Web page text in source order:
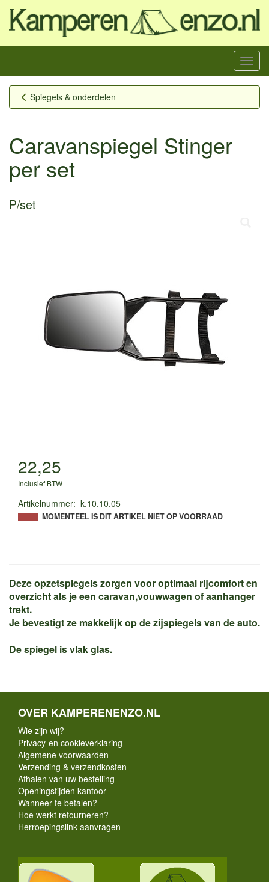
Menu
Spiegels & onderdelen
Caravanspiegel Stinger
per set
P/set
22,25
Inclusief BTW
Artikelnummer: k.10.10.05
MOMENTEEL IS DIT ARTIKEL NIET OP VOORRAAD
Deze opzetspiegels zorgen voor optimaal rijcomfort en
overzicht als je een caravan,vouwwagen of aanhanger
trekt.
Je bevestigt ze makkelijk op de zijspiegels van de auto.
De spiegel is vlak glas.
OVER KAMPERENENZO.NL
Wie zijn wij?
Privacy-en cookieverklaring
Algemene voorwaarden
Verzending & verzendkosten
Afhalen van uw bestelling
Openingstijden kantoor
Wanneer te betalen?
Hoe werkt retourneren?
Herroepingslink aanvragen